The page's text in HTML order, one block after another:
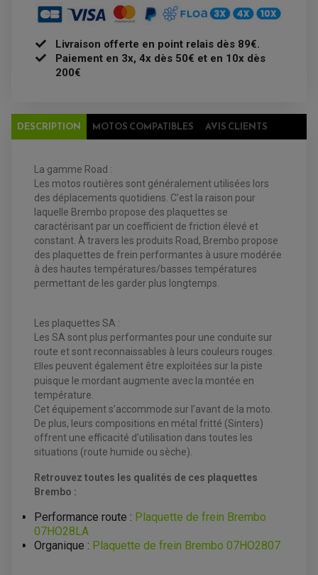
STATOR
ENTRETIEN MOTO
ATELIER, PADDOCK, STAND
ANTIPARASITE NGK
BOUGIE NGK
OUTILLAGE
PRODUIT D'ENTRETIEN
DISQUE DE FREIN ARRIERE
PLAQUETTE DE FREIN AVANT
MAÎTRE CYLINDRE
EQUIPEMENT ELECTRIQUE QUAD / SSV
ACCESSOIRES ELECTRIQUE QUAD / SSV
BOITIER CDI QUAD ET SSV
CHARGEUR DE BATTERIE QUAD / SSV
COMPTEUR QUAD / SSV
CONTACTEUR A CLÉ QUAD
DÉMARREUR
ECLAIRAGE LED / HALOGÈNE
STATOR ET REDRESSEUR / REGULATEUR
VENTILATEUR DE RADIATEUR
EQUIPEMENT FREINAGE QUAD / SSV
DISQUE DE FREIN QUAD / SSV
KIT REPARATION MAÎTRE CYLINDRE QUAD / SSV
PLAQUETTES DE FREIN QUAD / SSV
PNEUMATIQUE
CHAMBRE À AIR
EQUIPEMENT FREINAGE MOTO CROSS ET
Livraison offerte en point relais dès 89€.
Paiement en 3x, 4x dès 50€ et en 10x dès
200€
DESCRIPTION MOTOS COMPATIBLES AVIS CLIENTS
La gamme Road :
Les motos routières sont généralement utilisées lors
des déplacements quotidiens. C’est la raison pour
laquelle Brembo propose des plaquettes se
caractérisant par un coefficient de friction élevé et
constant. À travers les produits Road, Brembo propose
des plaquettes de frein performantes à usure modérée
à des hautes températures/basses températures
permettant de les garder plus longtemps.
Les plaquettes SA :
Les SA sont plus performantes pour une conduite sur
route et sont reconnaissables à leurs couleurs rouges.
Elles peuvent également être exploitées sur la piste
puisque le mordant augmente avec la montée en
température.
Cet équipement s’accommode sur l’avant de la moto.
De plus, leurs compositions en métal fritté (Sinters)
offrent une efficacité d’utilisation dans toutes les
situations (route humide ou sèche).
Retrouvez toutes les qualités de ces plaquettes
Brembo :
Performance route : Plaquette de frein Brembo
07HO28LA
Organique : Plaquette de frein Brembo 07HO2807